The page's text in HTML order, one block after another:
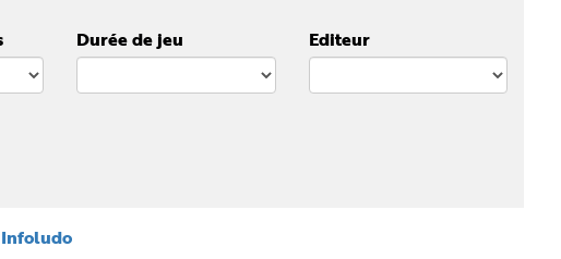
Durée de jeu Editeur